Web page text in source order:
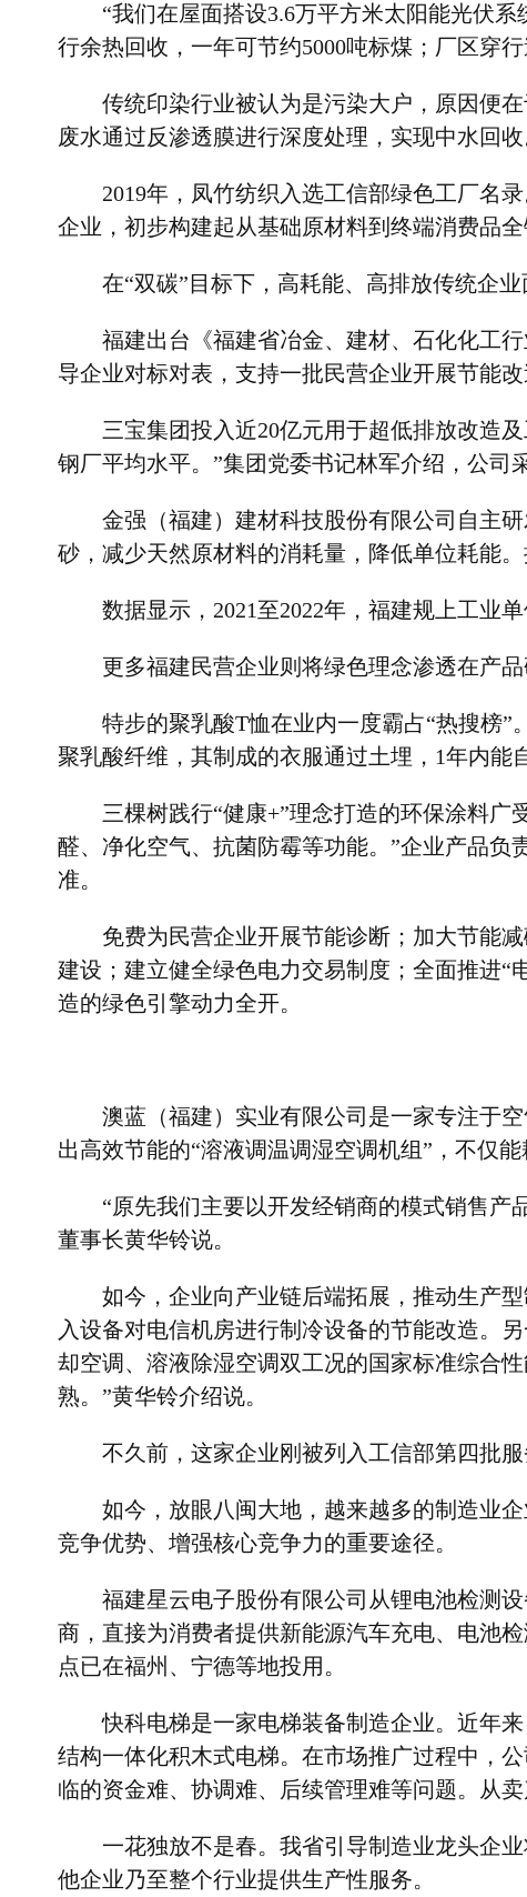
“我们在屋面搭设3.6万平方米太阳能光伏系
行余热回收，一年可节约5000吨标煤；厂区穿
传统印染行业被认为是污染大户，原因便
废水通过反渗透膜进行深度处理，实现中水回收
2019年，凤竹纺织入选工信部绿色工厂名
企业，初步构建起从基础原材料到终端消费品全
在“双碳” 目标下，高耗能、高排放传统企
福建出台《福建省冶金、建材、石化化工行
导企业对标对表，支持一批民营企业开展节能
三宝集团投入近20亿元用于超低排放改造
钢厂平均水平。 ”集团党委书记林军介绍，公司
金强（福建）建材科技股份有限公司自主
砂，减少天然原材料的消耗量，降低单位耗能
数据显示， 2021至2022年，福建规上工业
更多福建民营企业则将绿色理念渗透在产
特步的聚乳酸T恤在业内一度霸占“热搜榜”
聚乳酸纤维，其制成的衣服通过土埋， 1年内能
三棵树践行“健康+”理念打造的环保涂料广
醛、净化空气、抗菌防霉等功能。 ”企业产品负
准。
免费为民营企业开展节能诊断；加大节能
建设；建立健全绿色电力交易制度；全面推进“
造的绿色引擎动力全开。
澳蓝（福建）实业有限公司是一家专注于
出高效节能的“溶液调温调湿空调机组” ，不仅
“原先我们主要以开发经销商的模式销售产
董事长黄华铃说。
如今，企业向产业链后端拓展，推动生产
入设备对电信机房进行制冷设备的节能改造。
却空调、溶液除湿空调双工况的国家标准综合
熟。 ”黄华铃介绍说。
不久前，这家企业刚被列入工信部第四批服
如今，放眼八闽大地，越来越多的制造业
竞争优势、增强核心竞争力的重要途径。
福建星云电子股份有限公司从锂电池检测
商，直接为消费者提供新能源汽车充电、电池
点已在福州、宁德等地投用。
快科电梯是一家电梯装备制造企业。近年
结构一体化积木式电梯。在市场推广过程中，
临的资金难、协调难、后续管理难等问题。从
一花独放不是春。我省引导制造业龙头企
他企业乃至整个行业提供生产性服务。